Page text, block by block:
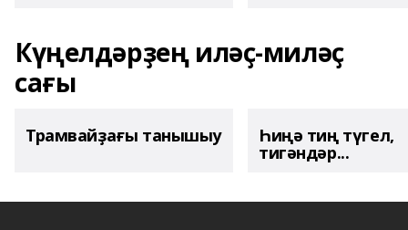
Күңелдәрҙең иләҫ-миләҫ
сағы
Трамвайҙағы танышыу Һиңә тиң түгел,
тигәндәр...